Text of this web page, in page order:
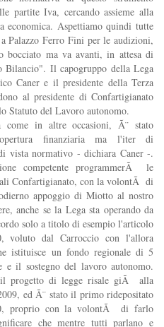
partite Iva, cercando assieme alla
economica. Aspettiamo quindi tutte
Palazzo Ferro Fini per le audizioni,
ma va avanti, in attesa di
Bilancio". Il capogruppo della Lega
Caner e il presidente della Terza
al presidente di Confartigianato
Statuto del Lavoro autonomo.
in altre occasioni, Ã¨ stato
finanziaria ma l'iter di
vista normativo - dichiara Caner -.
competente programmerÃ le
Confartigianato, con la volontÃ di
appoggio di Miotto al nostro
anche se la Lega sta operando da
solo a titolo di esempio l'articolo
voluto dal Carroccio con l'allora
istituisce un fondo regionale di 5
il sostegno del lavoro autonomo.
progetto di legge risale giÃ alla
ed Ã¨ stato il primo ridepositato
proprio con la volontÃ di farlo
che mentre tutti parlano e